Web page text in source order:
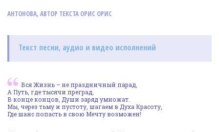
АНТОНОВА, АВТОР ТЕКСТА ОРИС ОРИС
Текст песни, аудио и видео исполнений
Вся Жизнь – не праздничный парад,
А Путь, где тысячи преград,
В конце концов, Души заряд умножат.
Мы, через тьму и пустоту, шагаем в Духа Красоту,
Где шанс попасть в свою Мечту возможен!